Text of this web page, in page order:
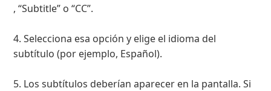
, “Subtitle” o “CC”.
4. Selecciona esa opción y elige el idioma del
subtítulo (por ejemplo, Español).
5. Los subtítulos deberían aparecer en la pantalla. Si